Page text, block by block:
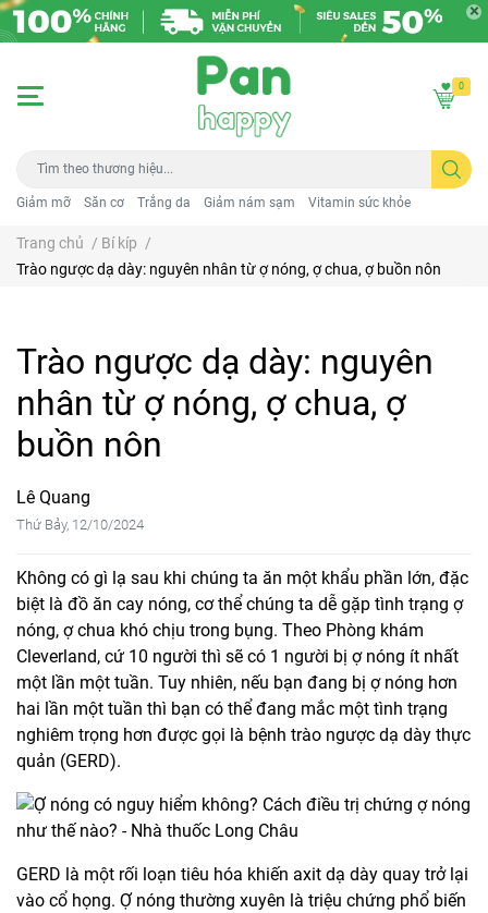
Giảm mỡ Săn cơ Trắng da Giảm nám sạm Vitamin sức khỏe
0
Trang chủ / Bí kíp /
Trào ngược dạ dày: nguyên nhân từ ợ nóng, ợ chua, ợ buồn nôn
Trào ngược dạ dày: nguyên
nhân từ ợ nóng, ợ chua, ợ
buồn nôn
Lê Quang
Thứ Bảy, 12/10/2024
Không có gì lạ sau khi chúng ta ăn một khẩu phần lớn, đặc
biệt là đồ ăn cay nóng, cơ thể chúng ta dễ gặp tình trạng ợ
nóng, ợ chua khó chịu trong bụng. Theo Phòng khám
Cleverland, cứ 10 người thì sẽ có 1 người bị ợ nóng ít nhất
một lần một tuần. Tuy nhiên, nếu bạn đang bị ợ nóng hơn
hai lần một tuần thì bạn có thể đang mắc một tình trạng
nghiêm trọng hơn được gọi là bệnh trào ngược dạ dày thực
quản (GERD).
GERD là một rối loạn tiêu hóa khiến axit dạ dày quay trở lại
vào cổ họng. Ợ nóng thường xuyên là triệu chứng phổ biến